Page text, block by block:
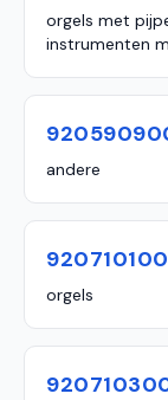
orgels met
instrumenten
andere
orgels